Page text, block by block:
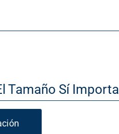
Tamaño Sí Importa